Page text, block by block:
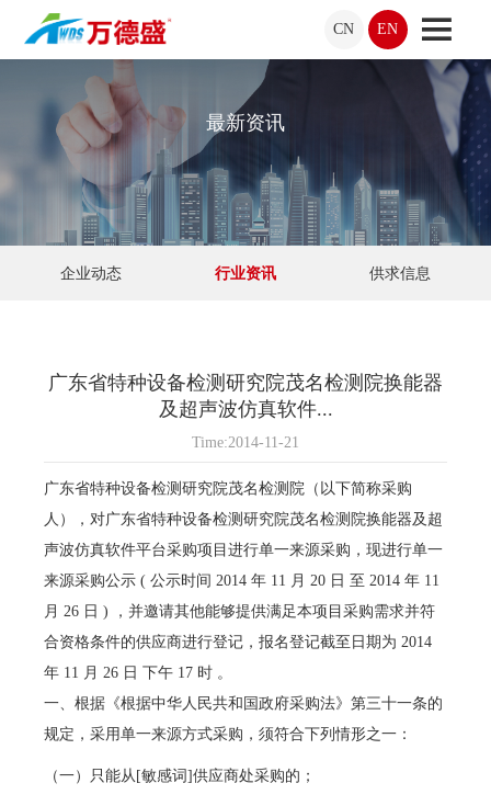
CN EN
最新资讯
企业动态 行业资讯 供求信息
广东省特种设备检测研究院茂名检测院换能器
及超声波仿真软件...
Time:2014-11-21
广东省特种设备检测研究院茂名检测院（以下简称采购
人），对广东省特种设备检测研究院茂名检测院换能器及超
声波仿真软件平台采购项目进行单一来源采购，现进行单一
来源采购公示 ( 公示时间 2014 年 11 月 20 日 至 2014 年 11
月 26 日 ) ，并邀请其他能够提供满足本项目采购需求并符
合资格条件的供应商进行登记，报名登记截至日期为 2014
年 11 月 26 日 下午 17 时 。
一、根据《根据中华人民共和国政府采购法》第三十一条的
规定，采用单一来源方式采购，须符合下列情形之一：
（一）只能从[敏感词]供应商处采购的；